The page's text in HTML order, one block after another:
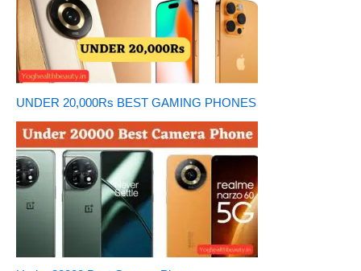
UNDER 20,000Rs BEST GAMING PHONES